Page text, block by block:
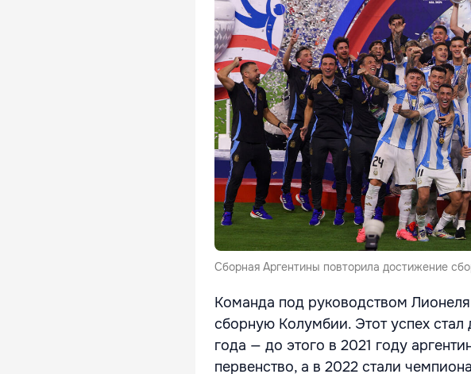
Сборная Аргентины повторила достижение
Команда под руководством
сборную Колумбии. Этот успех стал
года — до этого в 2021 году
первенство, а в 2022 стали